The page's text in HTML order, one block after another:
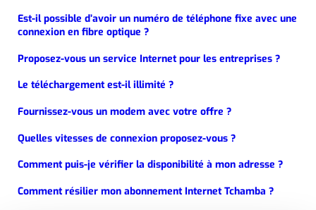
Est-il possible d’avoir un numéro de téléphone fixe avec une
connexion en fibre optique ?
Proposez-vous un service Internet pour les entreprises ?
Le téléchargement est-il illimité ?
Fournissez-vous un modem avec votre offre ?
Quelles vitesses de connexion proposez-vous ?
Comment puis-je vérifier la disponibilité à mon adresse ?
Comment résilier mon abonnement Internet Tchamba ?